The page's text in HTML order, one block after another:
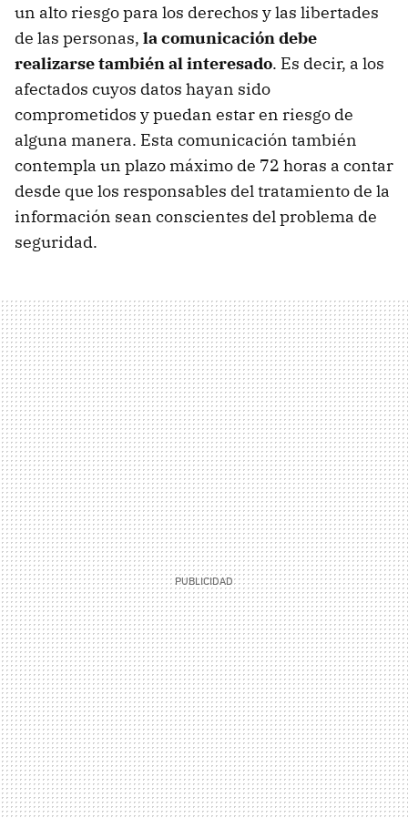
un alto riesgo para los derechos y las libertades
de las personas, la comunicación debe
realizarse también al interesado. Es decir, a los
afectados cuyos datos hayan sido
comprometidos y puedan estar en riesgo de
alguna manera. Esta comunicación también
contempla un plazo máximo de 72 horas a contar
desde que los responsables del tratamiento de la
información sean conscientes del problema de
seguridad.